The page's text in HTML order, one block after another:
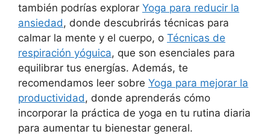
también podrías explorar Yoga para reducir la
ansiedad, donde descubrirás técnicas para
calmar la mente y el cuerpo, o Técnicas de
respiración yóguica, que son esenciales para
equilibrar tus energías. Además, te
recomendamos leer sobre Yoga para mejorar la
productividad, donde aprenderás cómo
incorporar la práctica de yoga en tu rutina diaria
para aumentar tu bienestar general.